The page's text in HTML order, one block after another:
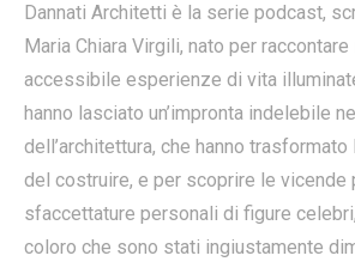
Dannati Architetti è la serie podcast,
Maria Chiara Virgili, nato per raccontare
accessibile esperienze di vita
hanno lasciato un’impronta indelebile
dell’architettura, che hanno trasformato
del costruire, e per scoprire le
sfaccettature personali di figure
coloro che sono stati ingiustamente